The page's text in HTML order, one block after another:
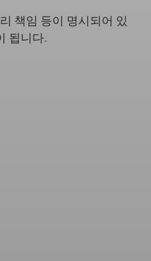
책임 등이 명시되어 있
됩니다.